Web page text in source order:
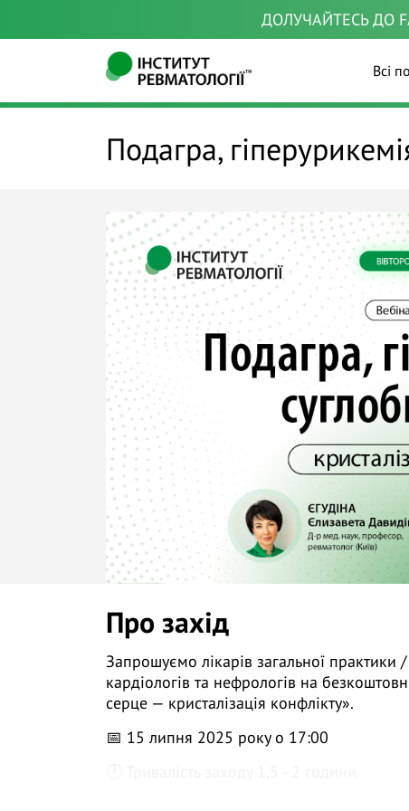
ДОЛУЧАЙТЕСЬ ДО
Всі
Подагра,
Про захід
Запрошуємо лікарів загальної практики
кардіологів та нефрологів на
серце — кристалізація конфлікту».
📅 15 липня 2025 року о 17:00